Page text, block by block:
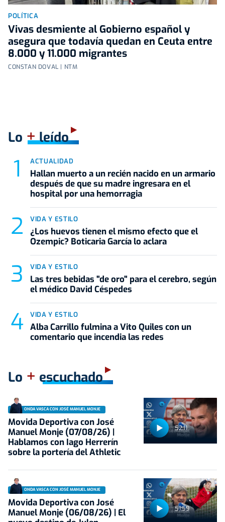
POLÍTICA
Vivas desmiente al Gobierno español y
asegura que todavía quedan en Ceuta entre
8.000 y 11.000 migrantes
CONSTAN DOVAL | NTM
Lo +leído
ACTUALIDAD
Hallan muerto a un recién nacido en un armario
después de que su madre ingresara en el
hospital por una hemorragia
VIDA Y ESTILO
¿Los huevos tienen el mismo efecto que el
Ozempic? Boticaria García lo aclara
VIDA Y ESTILO
Las tres bebidas "de oro" para el cerebro, según
el médico David Céspedes
VIDA Y ESTILO
Alba Carrillo fulmina a Vito Quiles con un
comentario que incendia las redes
Lo + escuchado
52:11
ONDA VASCA CON JOSÉ MANUEL MONJE
Movida Deportiva con José
Manuel Monje (07/08/26) |
Hablamos con Iago Herrerín
sobre la portería del Athletic
51:59
ONDA VASCA CON JOSÉ MANUEL MONJE
Movida Deportiva con José
Manuel Monje (06/08/26) | El